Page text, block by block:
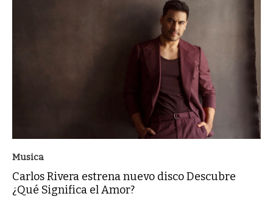
Musica
Carlos Rivera estrena nuevo disco Descubre
¿Qué Significa el Amor?